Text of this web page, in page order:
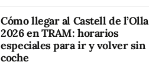
Cómo llegar al Castell de l’Olla
2026 en TRAM: horarios
especiales para ir y volver sin
coche